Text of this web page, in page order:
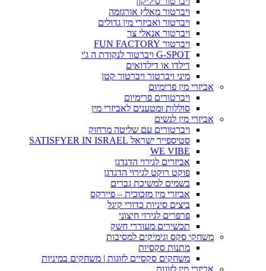
ויברטור מאלץ אורגזמה
ויברטור ואביזרי מין גדולים
ויברטור אנאלי צר
ויברטור FUN FACTORY
G-SPOT ויברטור לנקודת ה ג'י
דילדו או דילדואים
מיני ויברטור ויברטור קטן
אביזרי מין פרימיום
ויברטורים פרימיום
סוללות ומטענים לאביזרי מין
אביזרי מין לנשים
ויברטורים עם שליטה מרחוק
סטיספייר ישראל SATISFYER IN ISRAEL
WE VIBE
אביזרים לגירוי הדגדגן
פוקט רוקט לגירוי הדגדגן
בשמים למשיכת גברים
אביזרי מין מזכוכית – פיירקס
ביצים סיניות כדורי קיגל
פרפרים לגירוי חיצוני
תכשירים מעוררי חשק
משחקי סקס וגימיקים למסיבות
מתנות סקסיות
משחקים סקסיים לזוגות | משחקים במיניות